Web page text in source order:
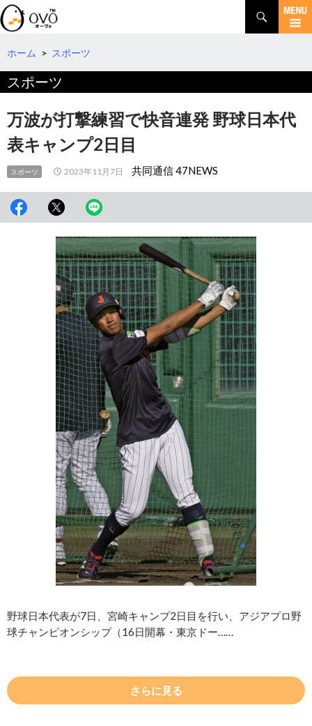
検
索
コ
テ
へ
移
動
ホーム > スポーツ
スポーツ
万波が打撃練習で快音連発 野球日本代
表キャンプ2日目
スポーツ 2023年11月7日 共同通信 47NEWS
野球日本代表が7日、宮崎キャンプ2日目を行い、アジアプロ野
球チャンピオンシップ（16日開幕・東京ドー……
さらに見る